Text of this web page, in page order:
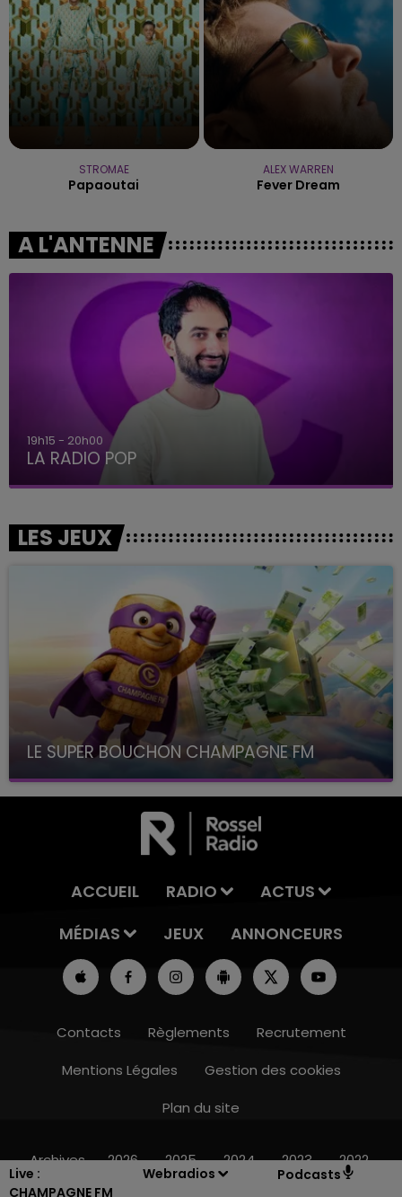
Live :
CHAMPAGNE FM
Webradios Podcasts
19h00 - 19h15
STROMAE
Papaoutai
ALEX WARREN
Fever Dream
A L'ANTENNE
19h15 - 20h00
LA RADIO POP
LES JEUX
LE SUPER BOUCHON CHAMPAGNE FM
avec La Famille Champagne FM, à 8H10
ACCUEIL RADIO
ACTUS
MÉDIAS
JEUX ANNONCEURS
Contacts Règlements
Recrutement
Mentions Légales
Gestion des cookies
Plan du site
Archives 2026 2025 2024 2023 2022